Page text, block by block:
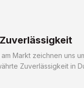
Markt zeichnen uns
Zuverlässigkeit in